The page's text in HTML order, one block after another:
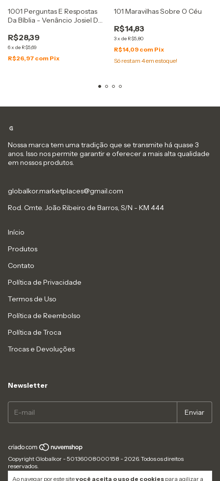
Ao navegar por este sitevocê aceita o uso de cookies para agilizar a
1001 Perguntas E Respostas
Da Bíblia - Venâncio Josiel Dos
R$28,39
6x de R$5,69
R$26,97 com Pix
101 Maravilhas Sobre O Céu
R$14,83
3x de R$5,80
R$14,09 com Pix
Só restam 4em estoque!
Nossa marca tem uma tradição que se transmite há quase 3
anos. Isso nos permite garantir e oferecer a mais alta qualidade
em nossos produtos.
globalkor.marketplaces@gmail.com
Rod. Cmte. João Ribeiro de Barros, S/N - KM 444
Início
Produtos
Contato
Política de Privacidade
Termos de Uso
Política de Reembolso
Política de Troca
Trocas e Devoluções
Newsletter
Copyright Globalkor - 50136008000158 - 2026. Todos os direitos
reservados.